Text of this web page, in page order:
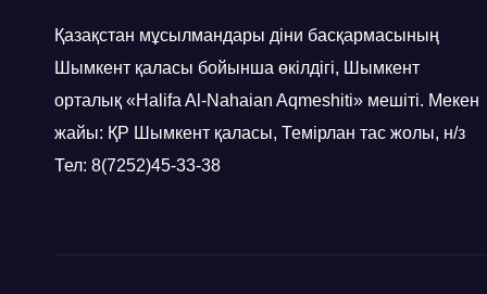
Қазақстан мұсылмандары діни басқармасының
Шымкент қаласы бойынша өкілдігі, Шымкент
орталық «Halifa Al-Nahaian Aqmeshiti» мешіті. Мекен
жайы: ҚР Шымкент қаласы, Темірлан тас жолы, н/з
Тел: 8(7252)45-33-38